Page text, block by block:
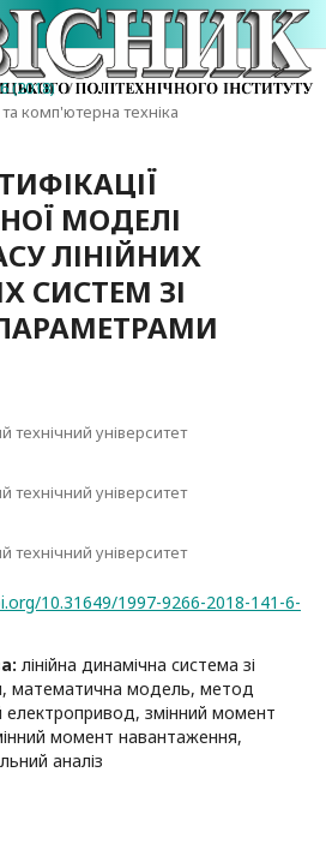
(2018) /
комп'ютерна техніка
МОДЕЛІ
ЛІНІЙНИХ
СИСТЕМ ЗІ
технічний університет
технічний університет
технічний університет
10.31649/1997-9266-2018-141-6-
лінійна динамічна система зі
математична модель, метод
електропривод, змінний момент
момент навантаження,
аналіз